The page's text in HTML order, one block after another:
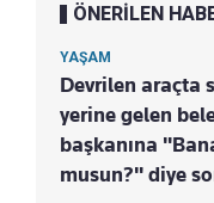
ÖNERİLEN
YAŞAM
Devrilen araçta
yerine gelen
başkanına
musun?" diye